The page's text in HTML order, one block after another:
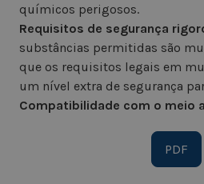
químicos perigosos.
Requisitos de segurança
substâncias permitidas são
que os requisitos legais em
um nível extra de segurança
Compatibilidade com o meio
PDF